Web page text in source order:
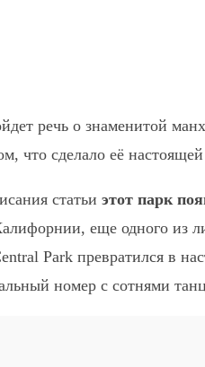
речь о знаменитой
что сделало её
статьи этот парк
еще одного из
Park превратился
номер с сотнями